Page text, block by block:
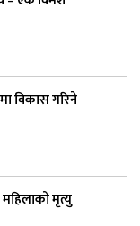
विकास गरिने
मृत्यु